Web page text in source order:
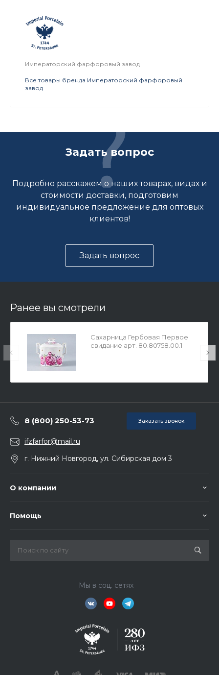
Императорский фарфоровый завод
Все товары бренда Императорский фарфоровый
завод
Задать вопрос
Подробно расскажем о наших товарах, видах и
стоимости доставки, подготовим
индивидуальное предложение для оптовых
клиентов!
Задать вопрос
Ранее вы смотрели
Сахарница Гербовая Первое
свидание арт. 80.80758.00.1
8 (800) 250-53-73 Заказать звонок
ifzfarfor@mail.ru
г. Нижний Новгород, ул. Сибирская дом 3
О компании
Помощь
Мы в соц. сетях